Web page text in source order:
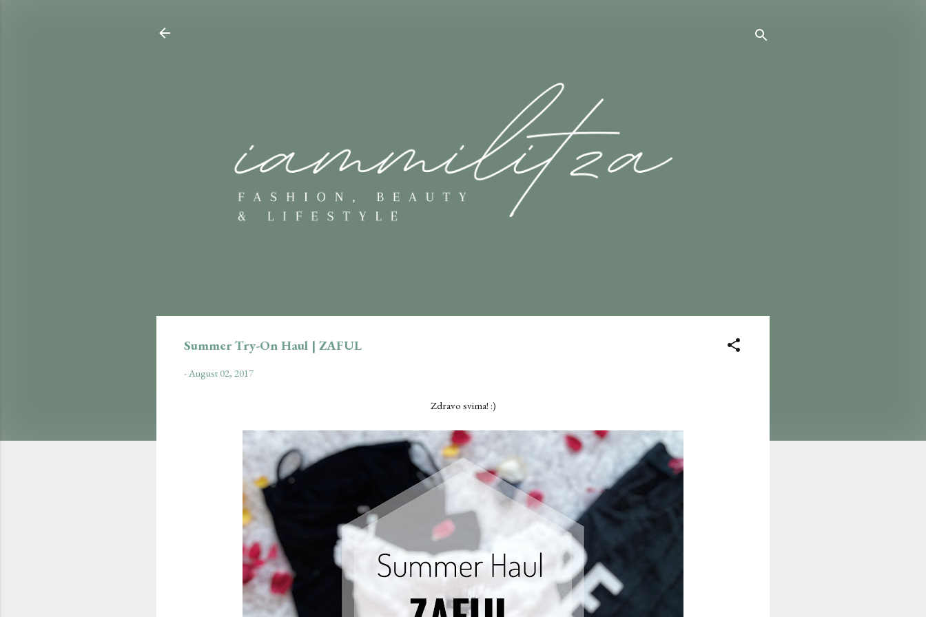
Summer Try-On Haul | ZAFUL
-August 02, 2017
Zdravo svima! :)